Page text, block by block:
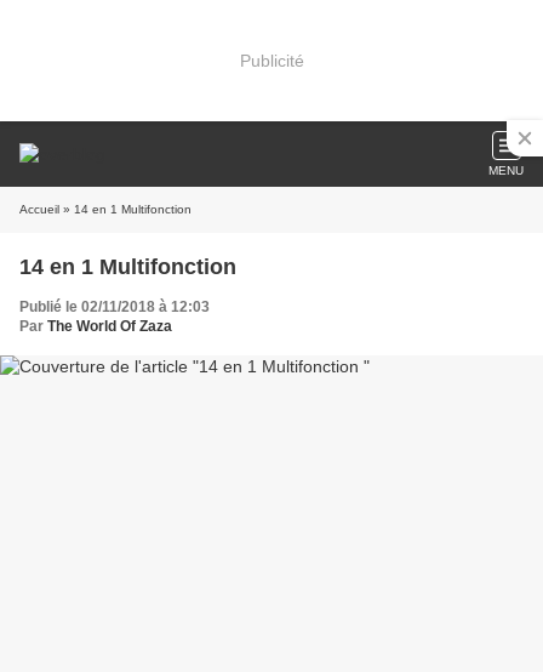
Publicité
MENU
Accueil » 14 en 1 Multifonction
14 en 1 Multifonction
Publié le 02/11/2018 à 12:03
Par The World Of Zaza